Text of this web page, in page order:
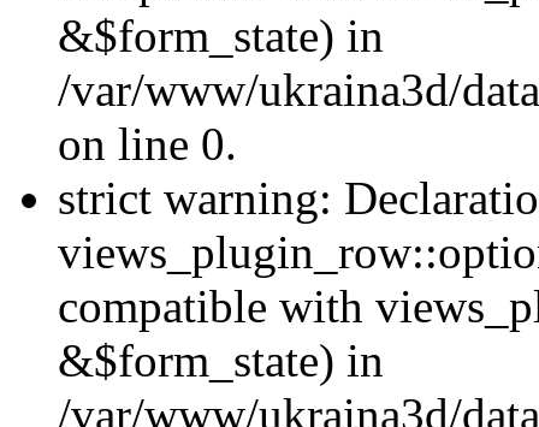
&$form_state) in
/var/www/ukraina3d/
on line 0.
strict warning:
compatible with
&$form_state) in
/var/www/ukraina3d/